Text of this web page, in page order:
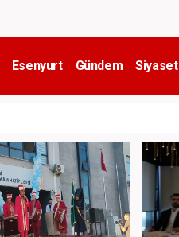
Esenyurt Gündem Siyaset